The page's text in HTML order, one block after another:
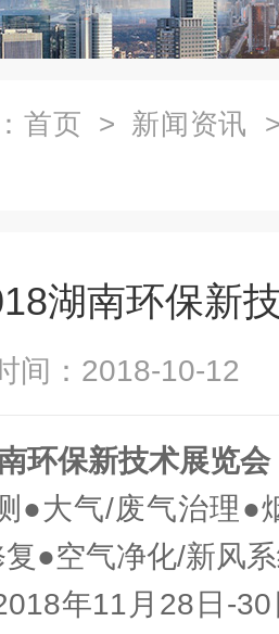
首页 > 新闻资讯
湖南环保新
间：2018-10-
环保新技术展览会
●大气/废气治理●
●空气净化/新风
年11月28日-